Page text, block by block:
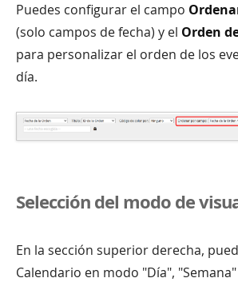
Puedes configurar el campo
(solo campos de fecha) y el Orden
para personalizar el orden de los
día.
Selección del modo de
En la sección superior derecha,
Calendario en modo "Día",